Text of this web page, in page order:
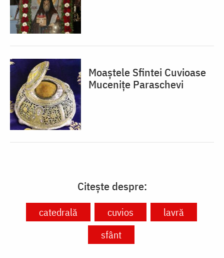
Moaștele Sfintei Cuvioase
Mucenițe Paraschevi
Citește despre:
catedrală cuvios
lavră
sfânt